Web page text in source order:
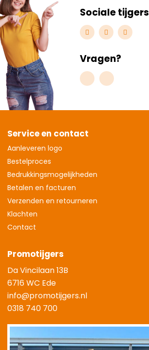
Sociale tijgers
Vragen?
Service en contact
Aanleveren logo
Bestelproces
Bedrukkingsmogelijkheden
Betalen en facturen
Verzenden en retourneren
Klachten
Contact
Promotijgers
Da Vincilaan 13B
6716 WC Ede
info@promotijgers.nl
0318 740 700